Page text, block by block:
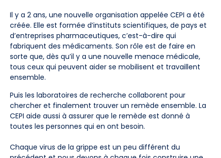
Il y a 2 ans, une nouvelle organisation appelée CEPI a été
créée. Elle est formée d’instituts scientifiques, de pays et
d’entreprises pharmaceutiques, c’est-à-dire qui
fabriquent des médicaments. Son rôle est de faire en
sorte que, dès qu’il y a une nouvelle menace médicale,
tous ceux qui peuvent aider se mobilisent et travaillent
ensemble.
Puis les laboratoires de recherche collaborent pour
chercher et finalement trouver un remède ensemble. La
CEPI aide aussi à assurer que le remède est donné à
toutes les personnes qui en ont besoin.
Chaque virus de la grippe est un peu différent du